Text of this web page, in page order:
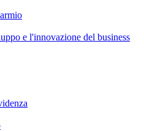
e l'innovazione del business